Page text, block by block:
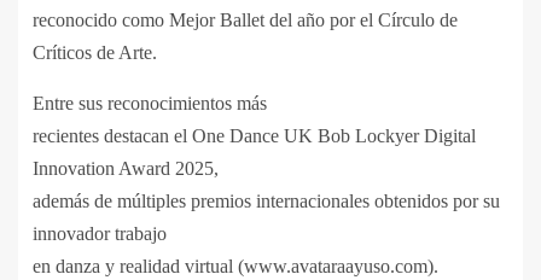
reconocido como Mejor Ballet del año por el Círculo de
Críticos de Arte.
Entre sus reconocimientos más
recientes destacan el One Dance UK Bob Lockyer Digital
Innovation Award 2025,
además de múltiples premios internacionales obtenidos por su
innovador trabajo
en danza y realidad virtual (www.avataraayuso.com).